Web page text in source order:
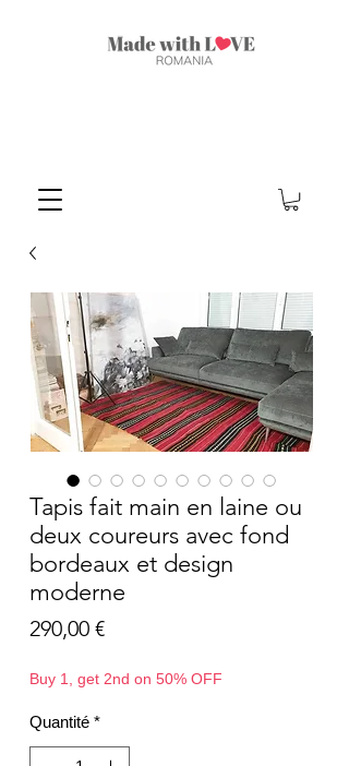
Tapis fait main en laine ou
deux coureurs avec fond
bordeaux et design
moderne
290,00 €Prix
Buy 1, get 2nd on 50% OFF
Quantité *